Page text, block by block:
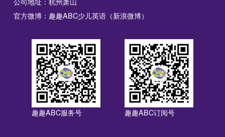
官方微博：趣趣ABC少儿英语（新浪微博）
趣趣ABC服务号 趣趣ABC订阅号